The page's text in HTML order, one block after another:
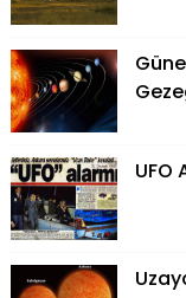
UFO